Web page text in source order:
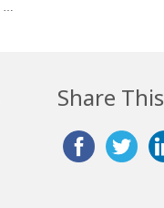
…
Share This